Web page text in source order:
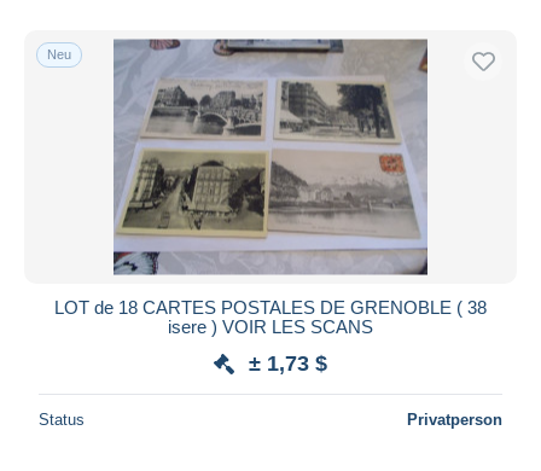
Neu
LOT de 18 CARTES POSTALES DE GRENOBLE ( 38
isere ) VOIR LES SCANS
± 1,73 $
Status Privatperson